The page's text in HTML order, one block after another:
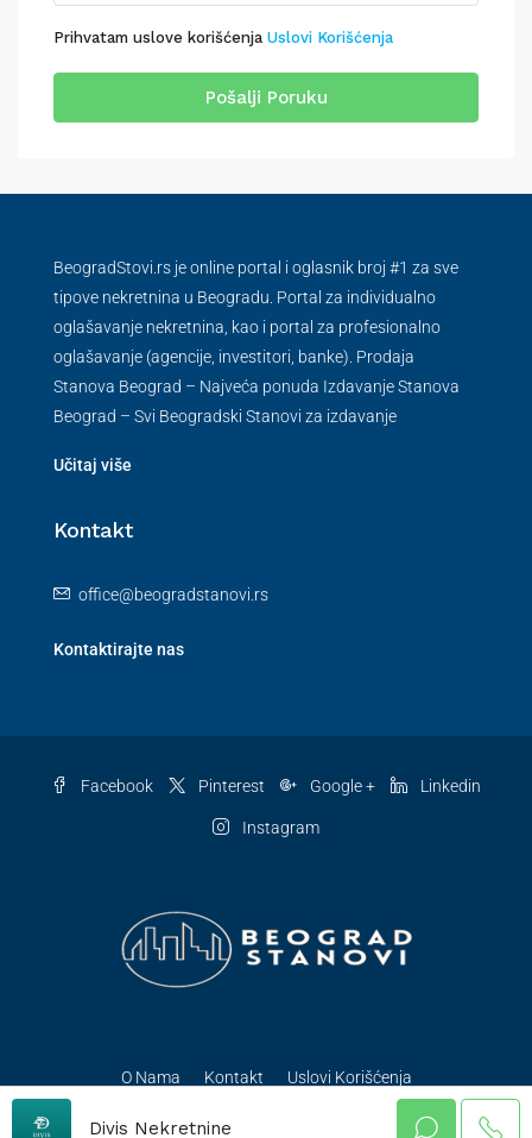
Prihvatam uslove korišćenja Uslovi Korišćenja
Pošalji Poruku
BeogradStovi.rs je online portal i oglasnik broj #1 za sve
tipove nekretnina u Beogradu. Portal za individualno
oglašavanje nekretnina, kao i portal za profesionalno
oglašavanje (agencije, investitori, banke). Prodaja
Stanova Beograd – Najveća ponuda Izdavanje Stanova
Beograd – Svi Beogradski Stanovi za izdavanje
Učitaj više
Kontakt
office@beogradstanovi.rs
Kontaktirajte nas
Facebook Pinterest Google + Linkedin
Instagram
O Nama Kontakt Uslovi Korišćenja
© BeogradStanovi - Sva prava zadržana
Divis Nekretnine